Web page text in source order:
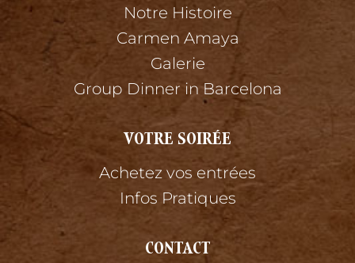
Notre Histoire
Carmen Amaya
Galerie
Group Dinner in Barcelona
VOTRE SOIRÉE
Achetez vos entrées
Infos Pratiques
CONTACT